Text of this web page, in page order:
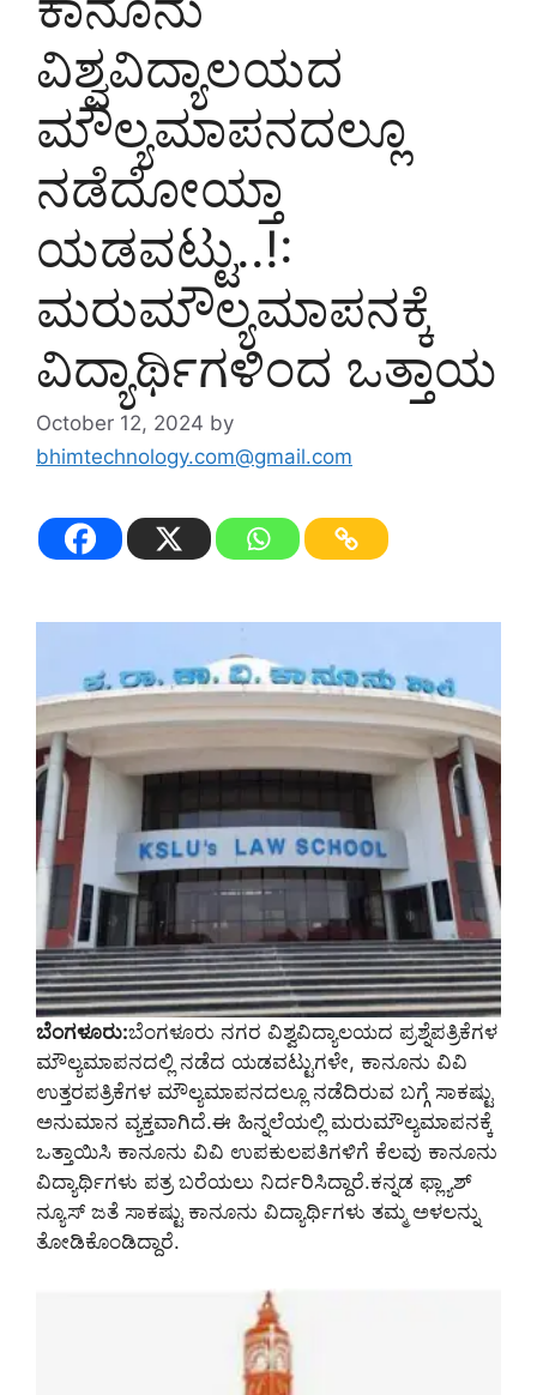
ವಿಶ್ವವಿದ್ಯಾಲಯದ
ಮೌಲ್ಯಮಾಪನದಲ್ಲೂ
ನಡೆದೋಯ್ತಾ
ಯಡವಟ್ಟು..!:
ಮರುಮೌಲ್ಯಮಾಪನಕ್ಕೆ
ವಿದ್ಯಾರ್ಥಿಗಳಿಂದ ಒತ್ತಾಯ
October 12, 2024 by
bhimtechnology.com@gmail.com
ಬೆಂಗಳೂರು:ಬೆಂಗಳೂರು ನಗರ ವಿಶ್ವವಿದ್ಯಾಲಯದ ಪ್ರಶ್ನೆಪತ್ರಿಕೆಗಳ
ಮೌಲ್ಯಮಾಪನದಲ್ಲಿ ನಡೆದ ಯಡವಟ್ಟುಗಳೇ, ಕಾನೂನು ವಿವಿ
ಉತ್ತರಪತ್ರಿಕೆಗಳ ಮೌಲ್ಯಮಾಪನದಲ್ಲೂ ನಡೆದಿರುವ ಬಗ್ಗೆ ಸಾಕಷ್ಟು
ಅನುಮಾನ ವ್ಯಕ್ತವಾಗಿದೆ.ಈ ಹಿನ್ನಲೆಯಲ್ಲಿ ಮರುಮೌಲ್ಯಮಾಪನಕ್ಕೆ
ಒತ್ತಾಯಿಸಿ ಕಾನೂನು ವಿವಿ ಉಪಕುಲಪತಿಗಳಿಗೆ ಕೆಲವು ಕಾನೂನು
ವಿದ್ಯಾರ್ಥಿಗಳು ಪತ್ರ ಬರೆಯಲು ನಿರ್ದರಿಸಿದ್ದಾರೆ.ಕನ್ನಡ ಫ್ಲ್ಯಾಶ್
ನ್ಯೂಸ್ ಜತೆ ಸಾಕಷ್ಟು ಕಾನೂನು ವಿದ್ಯಾರ್ಥಿಗಳು ತಮ್ಮ ಅಳಲನ್ನು
ತೋಡಿಕೊಂಡಿದ್ದಾರೆ.